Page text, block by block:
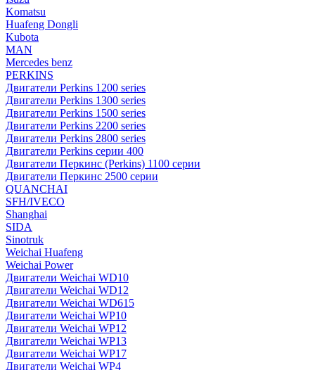
Komatsu
Huafeng Dongli
Kubota
MAN
Mercedes benz
PERKINS
Двигатели Perkins 1200 series
Двигатели Perkins 1300 series
Двигатели Perkins 1500 series
Двигатели Perkins 2200 series
Двигатели Perkins 2800 series
Двигатели Perkins серии 400
Двигатели Перкинс (Perkins) 1100 серии
Двигатели Перкинс 2500 серии
QUANCHAI
SFH/IVECO
Shanghai
SIDA
Sinotruk
Weichai Huafeng
Weichai Power
Двигатели Weichai WD10
Двигатели Weichai WD12
Двигатели Weichai WD615
Двигатели Weichai WP10
Двигатели Weichai WP12
Двигатели Weichai WP13
Двигатели Weichai WP17
Двигатели Weichai WP4